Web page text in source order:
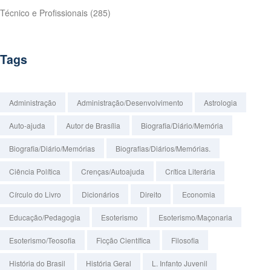
Técnico e Profissionais (285)
Tags
Administração Administração/Desenvolvimento Astrologia
Auto-ajuda Autor de Brasília Biografia/Diário/Memória
Biografia/Diário/Memórias Biografias/Diários/Memórias.
Ciência Política Crenças/Autoajuda Crítica Literária
Círculo do Livro Dicionários Direito Economia
Educação/Pedagogia Esoterismo Esoterismo/Maçonaria
Esoterismo/Teosofia Ficção Científica Filosofia
História do Brasil História Geral L. Infanto Juvenil